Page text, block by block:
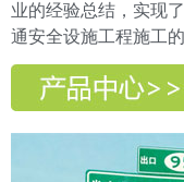
业的经验总结，实现
通安全设施工程施工